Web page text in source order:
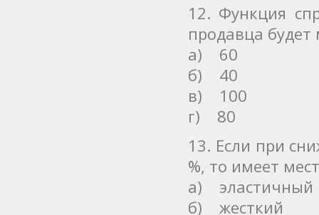
12. Функция
продавца
а) 60
б) 40
в) 100
г) 80
13. Если при
%, то имеет
а) эластичный
б) жесткий